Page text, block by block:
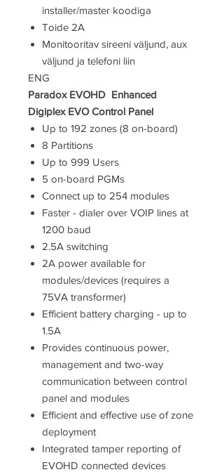
installer/master koodiga
Toide 2A
Monitooritav sireeni väljund, aux
väljund ja telefoni liin
ENG
Paradox EVOHD Enhanced
Digiplex EVO Control Panel
Up to 192 zones (8 on-board)
8 Partitions
Up to 999 Users
5 on-board PGMs
Connect up to 254 modules
Faster - dialer over VOIP lines at
1200 baud
2.5A switching
2A power available for
modules/devices (requires a
75VA transformer)
Efficient battery charging - up to
1.5A
Provides continuous power,
management and two-way
communication between control
panel and modules
Efficient and effective use of zone
deployment
Integrated tamper reporting of
EVOHD connected devices